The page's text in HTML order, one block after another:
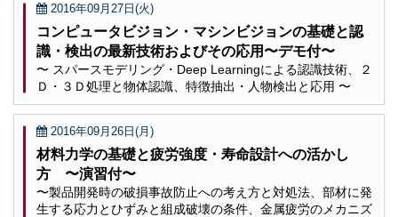
2016年09月27日(火)
コンピュータビジョン・マシンビジョンの基礎と認
識・検出の最新技術およびその応用〜デモ付〜
〜 スパースモデリング・Deep Learningによる認識技術、２
Ｄ・３Ｄ処理と物体認識、特徴抽出・人物検出と応用 〜
2016年09月26日(月)
材料力学の基礎と疲労強度・寿命設計への活かし
方 〜演習付〜
〜製品開発時の破損事故防止への考え方と対処法、部材に発
生する応力とひずみと組成破壊の条件、金属疲労のメカニズ